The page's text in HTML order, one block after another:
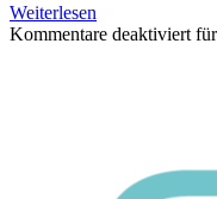
Weiterlesen
Kommentare deaktiviert